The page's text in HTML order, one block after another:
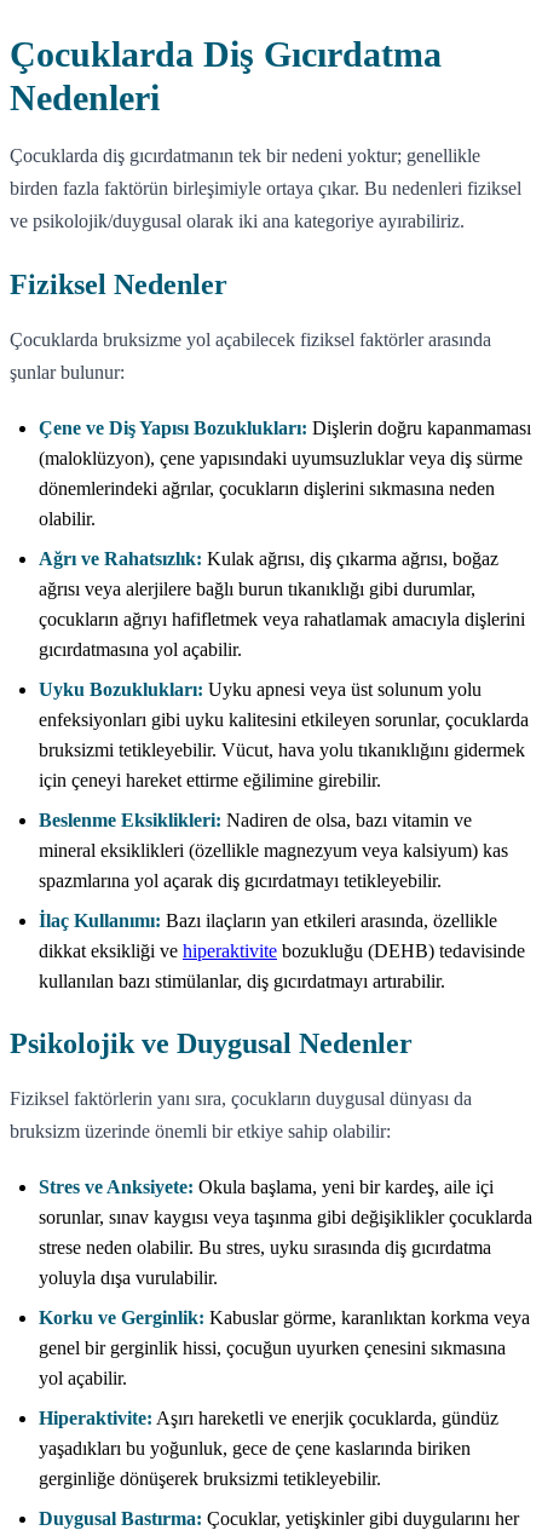
Çocuklarda Diş Gıcırdatma
Nedenleri
Çocuklarda diş gıcırdatmanın tek bir nedeni yoktur; genellikle
birden fazla faktörün birleşimiyle ortaya çıkar. Bu nedenleri fiziksel
ve psikolojik/duygusal olarak iki ana kategoriye ayırabiliriz.
Fiziksel Nedenler
Çocuklarda bruksizme yol açabilecek fiziksel faktörler arasında
şunlar bulunur:
Çene ve Diş Yapısı Bozuklukları: Dişlerin doğru kapanmaması
(maloklüzyon), çene yapısındaki uyumsuzluklar veya diş sürme
dönemlerindeki ağrılar, çocukların dişlerini sıkmasına neden
olabilir.
Ağrı ve Rahatsızlık: Kulak ağrısı, diş çıkarma ağrısı, boğaz
ağrısı veya alerjilere bağlı burun tıkanıklığı gibi durumlar,
çocukların ağrıyı hafifletmek veya rahatlamak amacıyla dişlerini
gıcırdatmasına yol açabilir.
Uyku Bozuklukları: Uyku apnesi veya üst solunum yolu
enfeksiyonları gibi uyku kalitesini etkileyen sorunlar, çocuklarda
bruksizmi tetikleyebilir. Vücut, hava yolu tıkanıklığını gidermek
için çeneyi hareket ettirme eğilimine girebilir.
Beslenme Eksiklikleri: Nadiren de olsa, bazı vitamin ve
mineral eksiklikleri (özellikle magnezyum veya kalsiyum) kas
spazmlarına yol açarak diş gıcırdatmayı tetikleyebilir.
İlaç Kullanımı: Bazı ilaçların yan etkileri arasında, özellikle
dikkat eksikliği ve hiperaktivite bozukluğu (DEHB) tedavisinde
kullanılan bazı stimülanlar, diş gıcırdatmayı artırabilir.
Psikolojik ve Duygusal Nedenler
Fiziksel faktörlerin yanı sıra, çocukların duygusal dünyası da
bruksizm üzerinde önemli bir etkiye sahip olabilir:
Stres ve Anksiyete: Okula başlama, yeni bir kardeş, aile içi
sorunlar, sınav kaygısı veya taşınma gibi değişiklikler çocuklarda
strese neden olabilir. Bu stres, uyku sırasında diş gıcırdatma
yoluyla dışa vurulabilir.
Korku ve Gerginlik: Kabuslar görme, karanlıktan korkma veya
genel bir gerginlik hissi, çocuğun uyurken çenesini sıkmasına
yol açabilir.
Hiperaktivite: Aşırı hareketli ve enerjik çocuklarda, gündüz
yaşadıkları bu yoğunluk, gece de çene kaslarında biriken
gerginliğe dönüşerek bruksizmi tetikleyebilir.
Duygusal Bastırma: Çocuklar, yetişkinler gibi duygularını her